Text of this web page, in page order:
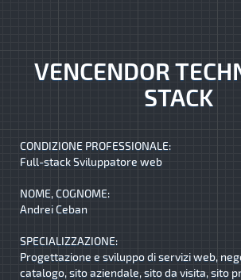
VENCENDOR
STACK
CONDIZIONE PROFESSIONALE:
Full-stack Sviluppatore web
NOME, COGNOME:
Andrei Ceban
SPECIALIZZAZIONE:
Progettazione e sviluppo di servizi web,
catalogo, sito aziendale, sito da visita, sito